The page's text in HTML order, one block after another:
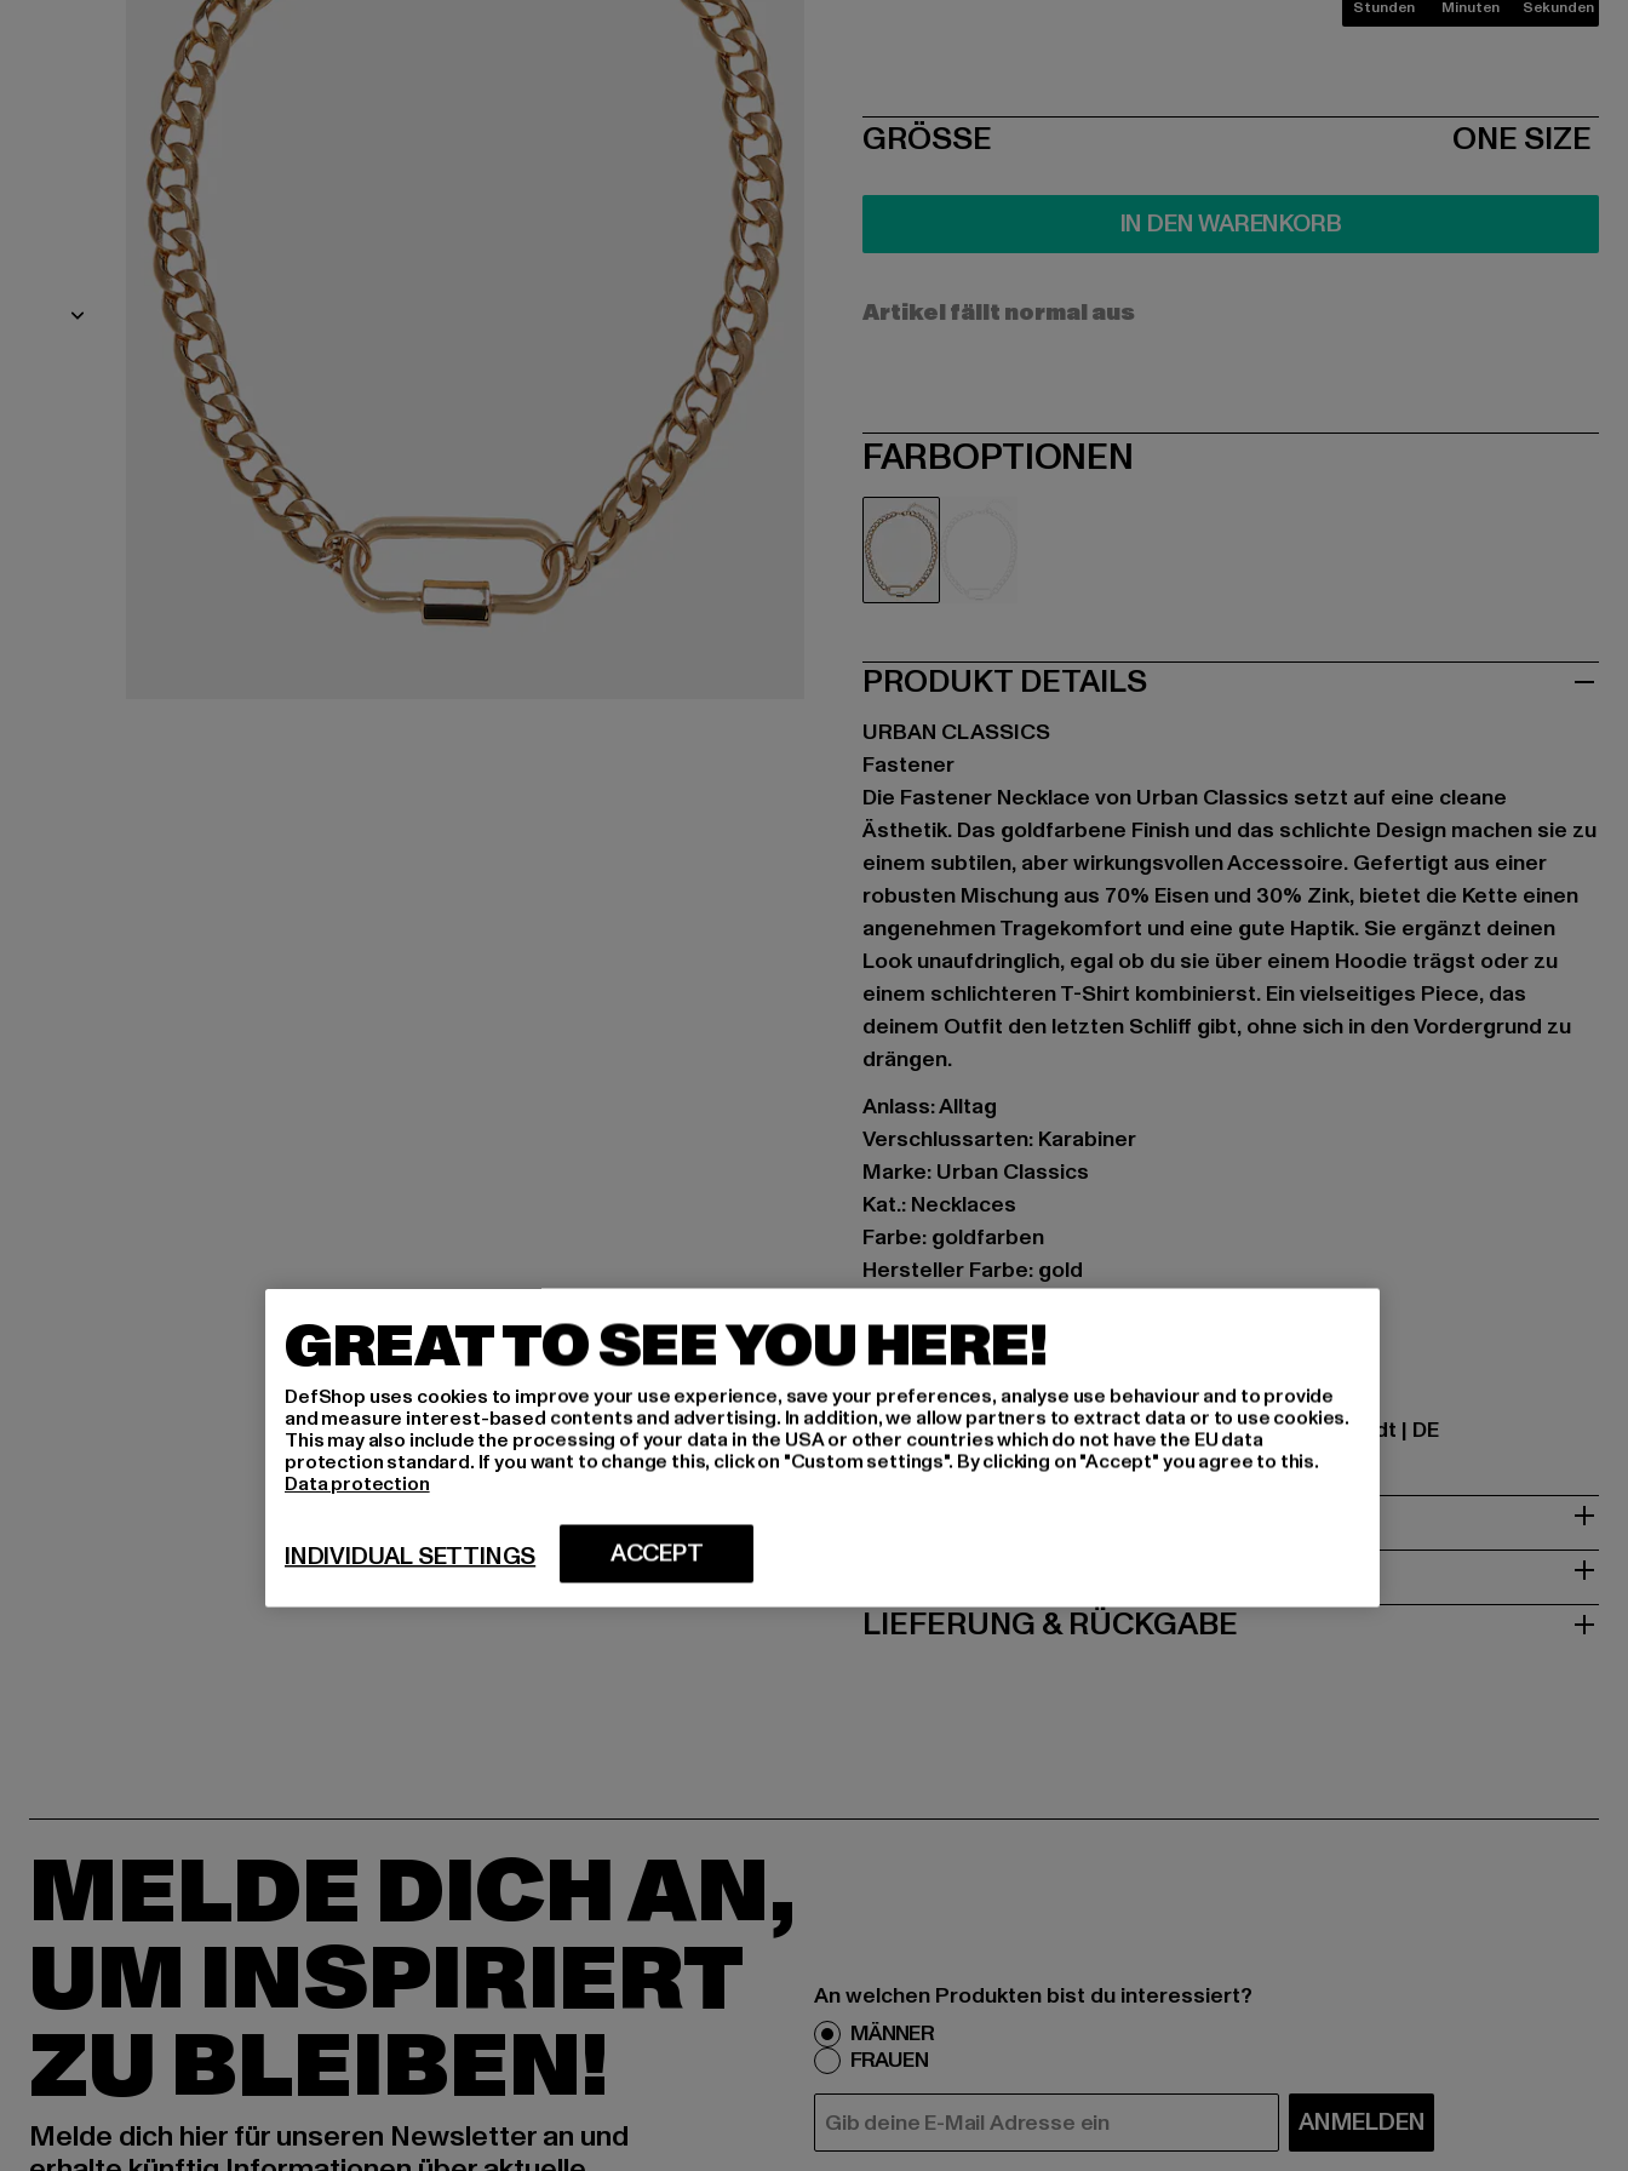
Stunden Minuten Sekunden
SIZE
GRÖSSE ONE SIZE
IN DEN WARENKORB
Artikel fällt normal aus
FARBOPTIONEN
PRODUKT DETAILS
URBAN CLASSICS
Fastener
Die Fastener Necklace von Urban Classics setzt auf eine cleane
Ästhetik. Das goldfarbene Finish und das schlichte Design machen sie zu
einem subtilen, aber wirkungsvollen Accessoire. Gefertigt aus einer
robusten Mischung aus 70% Eisen und 30% Zink, bietet die Kette einen
angenehmen Tragekomfort und eine gute Haptik. Sie ergänzt deinen
Look unaufdringlich, egal ob du sie über einem Hoodie trägst oder zu
einem schlichteren T-Shirt kombinierst. Ein vielseitiges Piece, das
deinem Outfit den letzten Schliff gibt, ohne sich in den Vordergrund zu
drängen.
Anlass: Alltag
Verschlussarten: Karabiner
Marke: Urban Classics
Kat.: Necklaces
Farbe: goldfarben
Hersteller Farbe: gold
Art.Nr: TB5146-00109
Hersteller: TB International GmbH |info@tbint.de
Dr.-Robert-Murjahn-Straße 7 | 64372 Ober-Ramstadt | DE
LIEFERUNG & RÜCKGABE
MELDE DICH AN,
UM INSPIRIERT
ZU BLEIBEN!
Melde dich hier für unseren Newsletter an und
An welchen Produkten bist du interessiert?
MÄNNER
FRAUEN
E-MAIL ANMELDEN
GREAT TO SEE YOU HERE!
DefShop uses cookies to improve your use experience, save your preferences, analyse use behaviour and to provide
and measure interest-based contents and advertising. In addition, we allow partners to extract data or to use cookies.
This may also include the processing of your data in the USA or other countries which do not have the EU data
protection standard. If you want to change this, click on "Custom settings". By clicking on "Accept" you agree to this.
Data protection
ACCEPT
INDIVIDUAL SETTINGS